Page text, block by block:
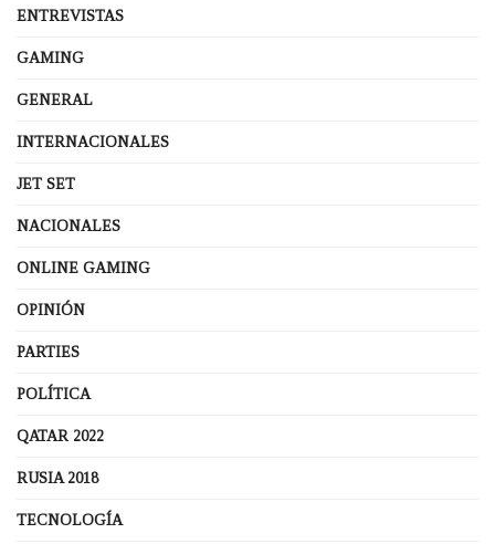
ENTREVISTAS
GAMING
GENERAL
INTERNACIONALES
JET SET
NACIONALES
ONLINE GAMING
OPINIÓN
PARTIES
POLÍTICA
QATAR 2022
RUSIA 2018
TECNOLOGÍA